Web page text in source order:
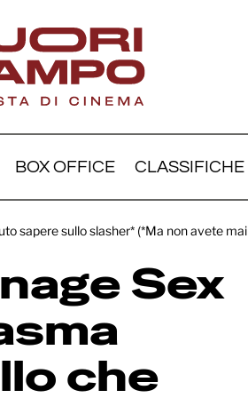
BOX OFFICE CLASSIFICHE
Teenage Sex
voluto
(*Ma non
sapere sullo slasher* (*Ma non avete
Sex
che